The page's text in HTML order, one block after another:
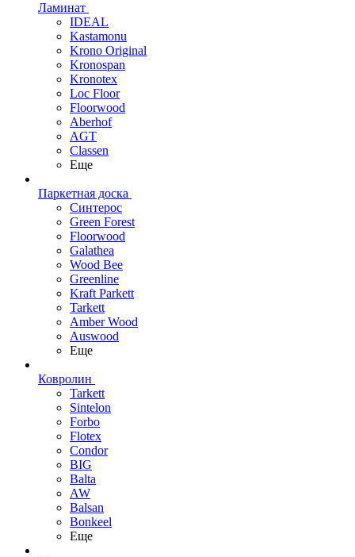
Ламинат
IDEAL
Kastamonu
Krono Original
Kronospan
Kronotex
Loc Floor
Floorwood
Aberhof
AGT
Classen
Еще
Паркетная доска
Синтерос
Green Forest
Floorwood
Galathea
Wood Bee
Greenline
Kraft Parkett
Tarkett
Amber Wood
Auswood
Еще
Ковролин
Tarkett
Sintelon
Forbo
Flotex
Condor
BIG
Balta
AW
Balsan
Bonkeel
Еще